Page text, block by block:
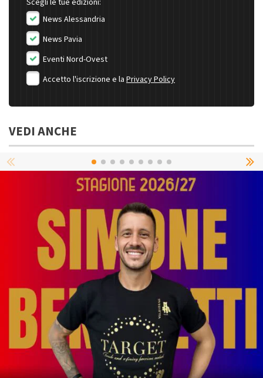
Scegli le tue edizioni:
News Alessandria
News Pavia
Eventi Nord-Ovest
Accetto l'iscrizione e la Privacy Policy
VEDI ANCHE